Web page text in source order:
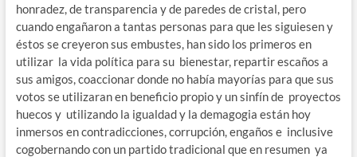
honradez, de transparencia y de paredes de cristal, pero
cuando engañaron a tantas personas para que les siguiesen y
éstos se creyeron sus embustes, han sido los primeros en
utilizar la vida política para su bienestar, repartir escaños a
sus amigos, coaccionar donde no había mayorías para que sus
votos se utilizaran en beneficio propio y un sinfín de proyectos
huecos y utilizando la igualdad y la demagogia están hoy
inmersos en contradicciones, corrupción, engaños e inclusive
cogobernando con un partido tradicional que en resumen ya